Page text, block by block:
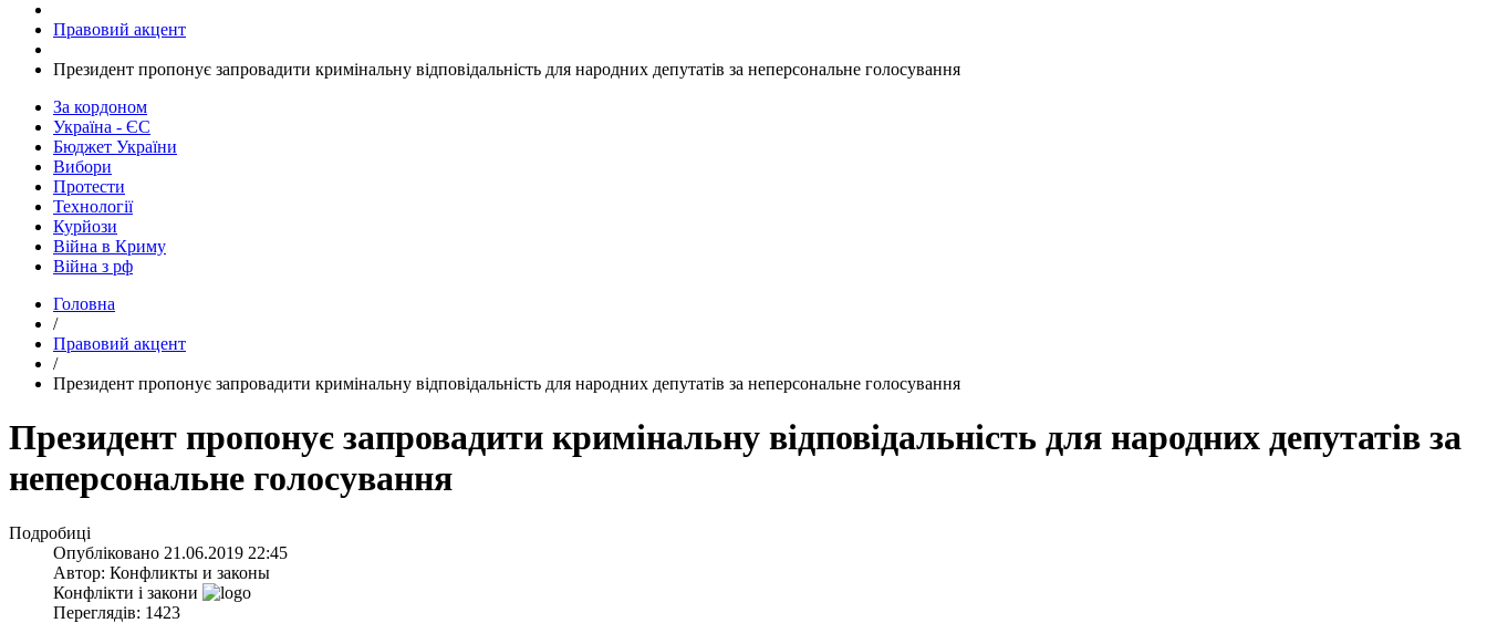
Правовий акцент
​Президент пропонує запровадити кримінальну відповідальність для народних депутатів за неперсональне голосування
За кордоном
Україна - ЄС
Бюджет України
Вибори
Протести
Технології
Курйози
Війна в Криму
Війна з рф
Головна
/
Правовий акцент
/
​Президент пропонує запровадити кримінальну відповідальність для народних депутатів за неперсональне голосування
​Президент пропонує запровадити кримінальну відповідальність для народних депутатів за
неперсональне голосування
Подробиці
Опубліковано 21.06.2019 22:45
Автор: Конфликты и законы
Конфлікти і закони
Переглядів: 1423